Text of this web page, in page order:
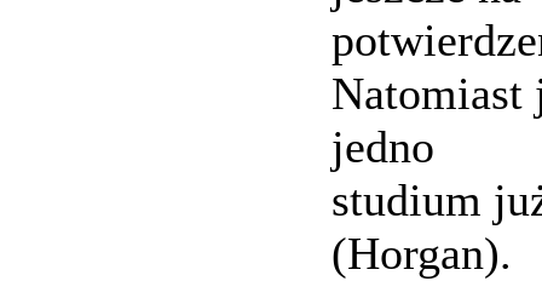
Natomiast
jedno
studium
(Horgan).